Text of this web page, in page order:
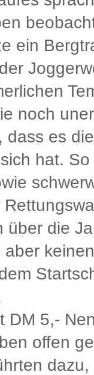
ein
noch
dass es
hat.
über die
DM 5,-
offen